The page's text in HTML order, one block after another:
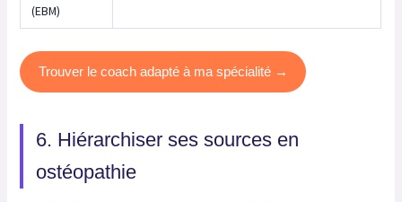
(EBM)
Trouver le coach adapté à ma spécialité →
6. Hiérarchiser ses sources en
ostéopathie